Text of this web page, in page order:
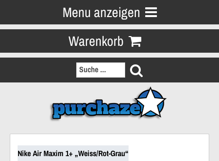
Menu anzeigen
Warenkorb
Nike Air Maxim 1+ „Weiss/Rot-Grau“